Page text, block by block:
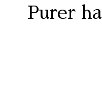
Purer